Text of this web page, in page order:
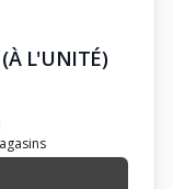
L'UNITÉ)